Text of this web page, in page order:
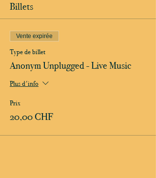
Billets
Vente expirée
Type de billet
Anonym Unplugged - Live Music
Plus d'info
Prix
20,00 CHF